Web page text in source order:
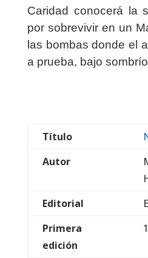
Caridad conocerá la
por sobrevivir en un
las bombas donde el
a prueba, bajo
Título
Autor
Editorial
Primera
edición